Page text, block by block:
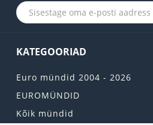
KATEGOORIAD
Euro mündid 2004 - 2026
EUROMÜNDID
Kõik mündid